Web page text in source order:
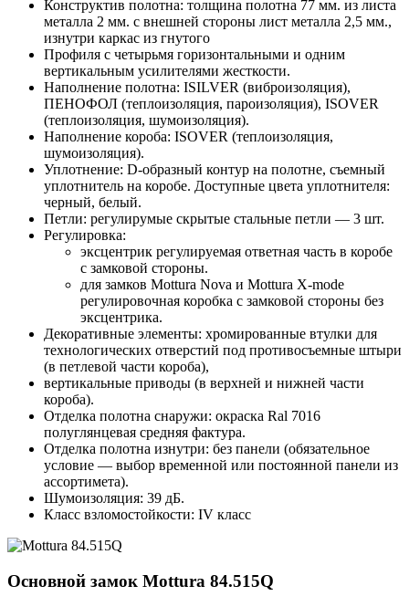
Конструктив полотна: толщина полотна 77 мм. из листа
металла 2 мм. с внешней стороны лист металла 2,5 мм.,
изнутри каркас из гнутого
Профиля с четырьмя горизонтальными и одним
вертикальным усилителями жесткости.
Наполнение полотна: ISILVER (виброизоляция),
ПЕНОФОЛ (теплоизоляция, пароизоляция), ISOVER
(теплоизоляция, шумоизоляция).
Наполнение короба: ISOVER (теплоизоляция,
шумоизоляция).
Уплотнение: D-образный контур на полотне, съемный
уплотнитель на коробе. Доступные цвета уплотнителя:
черный, белый.
Петли: регулирумые скрытые стальные петли — 3 шт.
Регулировка:
эксцентрик регулируемая ответная часть в коробе
с замковой стороны.
для замков Mottura Nova и Mottura X-mode
регулировочная коробка с замковой стороны без
эксцентрика.
Декоративные элементы: хромированные втулки для
технологических отверстий под противосъемные штыри
(в петлевой части короба),
вертикальные приводы (в верхней и нижней части
короба).
Отделка полотна снаружи: окраска Ral 7016
полуглянцевая средняя фактура.
Отделка полотна изнутри: без панели (обязательное
условие — выбор временной или постоянной панели из
ассортимета).
Шумоизоляция: 39 дБ.
Класс взломостойкости: IV класс
Основной замок Mottura 84.515Q